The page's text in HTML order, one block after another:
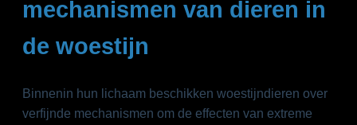
mechanismen van dieren in
de woestijn
Binnenin hun lichaam beschikken woestijndieren over
verfijnde mechanismen om de effecten van extreme